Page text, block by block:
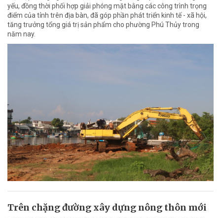
yếu, đồng thời phối hợp giải phóng mặt bằng các công trình trọng
điểm của tỉnh trên địa bàn, đã góp phần phát triển kinh tế - xã hội,
tăng trưởng tổng giá trị sản phẩm cho phường Phú Thủy trong
năm nay.
Trên chặng đường xây dựng nông thôn mới